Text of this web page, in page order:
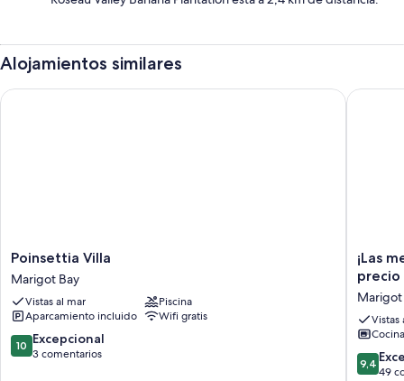
Alojamientos similares
Poinsettia
Villa
Marigot
Bay
Poinsettia Villa
Marigot Bay
Vistas al mar
Piscina
Aparcamiento incluido
Wifi gratis
10.0
sobre
10 Excepcional
3 comentarios
Poinsettia Villa
¡Las
mejores
vistas
de
la
bahía
de
Marigot!
¡Las
precio
Marigot
Vistas
Cocina
9.4
sobre
9,4
49
¡Las